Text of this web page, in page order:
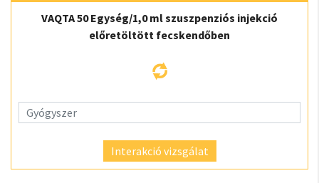
VAQTA 50 Egység/1,0 ml szuszpenziós injekció
előretöltött fecskendőben
Interakció vizsgálat